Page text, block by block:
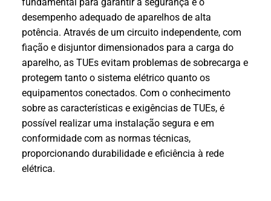
desempenho adequado de aparelhos de alta
potência. Através de um circuito independente, com
fiação e disjuntor dimensionados para a carga do
aparelho, as TUEs evitam problemas de sobrecarga e
protegem tanto o sistema elétrico quanto os
equipamentos conectados. Com o conhecimento
sobre as características e exigências de TUEs, é
possível realizar uma instalação segura e em
conformidade com as normas técnicas,
proporcionando durabilidade e eficiência à rede
elétrica.